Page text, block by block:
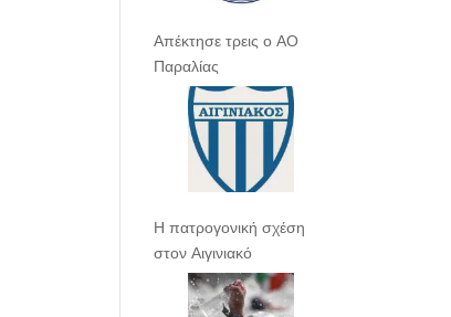
Απέκτησε τρεις ο ΑΟ
Παραλίας
Η πατρογονική σχέση
στον Αιγινιακό